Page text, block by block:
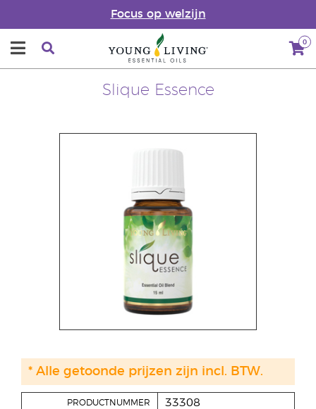
Focus op welzijn
0
Slique Essence
PRODUCTNUMMER 33308
* Alle getoonde prijzen zijn incl. BTW.